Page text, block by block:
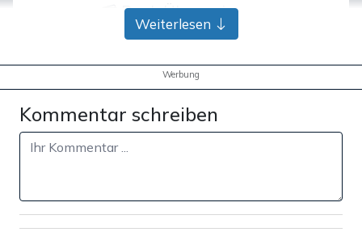
Bank-Überweisung
Weiterlesen
Werbung
Kommentar schreiben